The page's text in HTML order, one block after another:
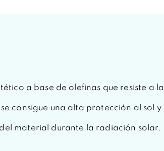
a base de olefinas que resiste
consigue una alta protección al sol
material durante la radiación solar.